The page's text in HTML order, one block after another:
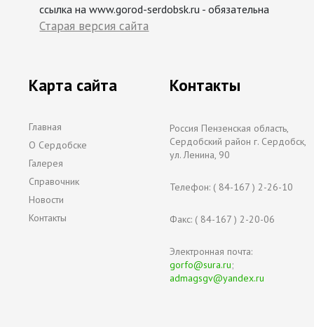
ссылка на www.gorod-serdobsk.ru - обязательна
Старая версия сайта
Карта сайта
Главная
О Сердобске
Галерея
Справочник
Новости
Контакты
Контакты
Россия Пензенская область,
Сердобский район г. Сердобск,
ул. Ленина, 90
Телефон: ( 84-167 ) 2-26-10
Факс: ( 84-167 ) 2-20-06
Электронная почта:
gorfo@sura.ru;
admagsgv@yandex.ru